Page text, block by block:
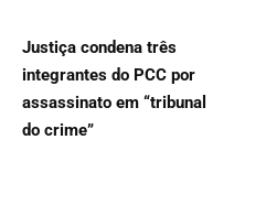
Justiça condena três
integrantes do PCC por
assassinato em “tribunal
do crime”